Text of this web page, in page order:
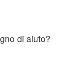
di aiuto?